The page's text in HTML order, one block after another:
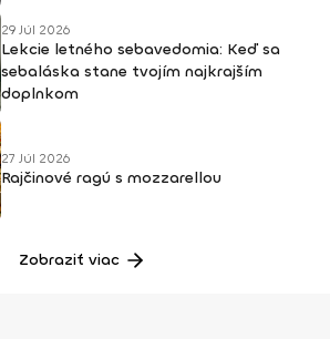
29 Júl 2026
Lekcie letného sebavedomia: Keď sa
sebaláska stane tvojím najkrajším
doplnkom
27 Júl 2026
Rajčinové ragú s mozzarellou
Zobraziť viac